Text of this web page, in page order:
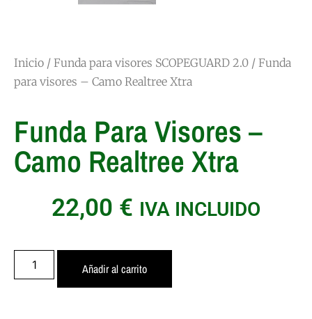
Inicio / Funda para visores SCOPEGUARD 2.0 / Funda
para visores – Camo Realtree Xtra
Funda Para Visores –
Camo Realtree Xtra
22,00 € IVA INCLUIDO
Añadir al carrito